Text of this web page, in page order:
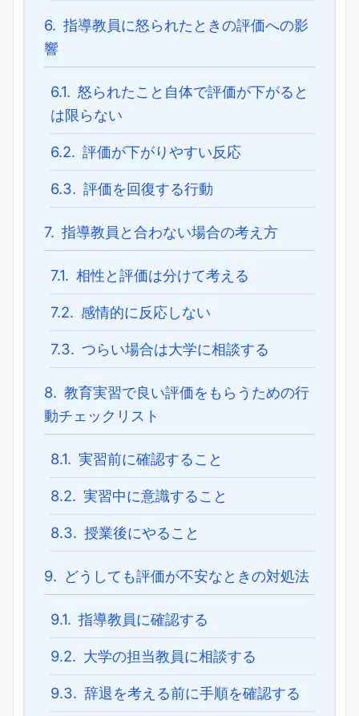
6. 指導教員に怒られたときの評価への影
響
6.1. 怒られたこと自体で評価が下がると
は限らない
6.2. 評価が下がりやすい反応
6.3. 評価を回復する行動
7. 指導教員と合わない場合の考え方
7.1. 相性と評価は分けて考える
7.2. 感情的に反応しない
7.3. つらい場合は大学に相談する
8. 教育実習で良い評価をもらうための行
動チェックリスト
8.1. 実習前に確認すること
8.2. 実習中に意識すること
8.3. 授業後にやること
9. どうしても評価が不安なときの対処法
9.1. 指導教員に確認する
9.2. 大学の担当教員に相談する
9.3. 辞退を考える前に手順を確認する